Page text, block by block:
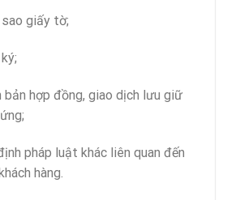
giấy tờ;
bản hợp đồng, giao dịch lưu giữ
pháp luật khác liên quan đến
hàng.